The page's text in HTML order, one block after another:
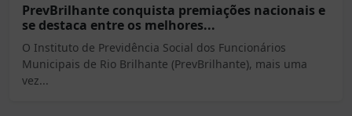
PrevBrilhante conquista premiações nacionais e
se destaca entre os melhores...
O Instituto de Previdência Social dos Funcionários
Municipais de Rio Brilhante (PrevBrilhante), mais uma
vez...